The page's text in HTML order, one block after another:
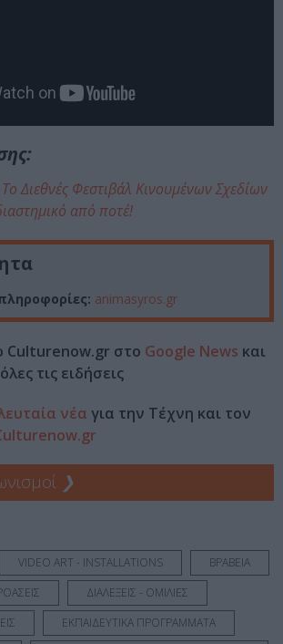
Διεθνές Φεστιβάλ Κινουμένων Σχεδίων
από ποτέ!
animasyros.gr
Culturenow.gr στο Google News και
τις ειδήσεις
νέα για την Τέχνη και τον
❯
VIDEO ART - INSTALLATIONS
ΒΡΑΒΕΙΑ
ΔΙΑΛΕΞΕΙΣ - ΟΜΙΛΙΕΣ
ΕΚΠΑΙΔΕΥΤΙΚΑ ΠΡΟΓΡΑΜΜΑΤΑ